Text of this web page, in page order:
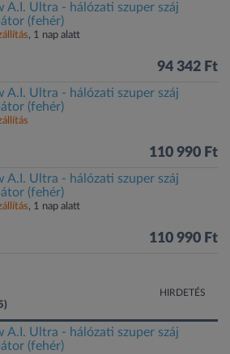
A.I. Ultra - hálózati szuper száj
(fehér)
, 1 nap alatt
94 342 Ft
A.I. Ultra - hálózati szuper száj
(fehér)
110 990 Ft
A.I. Ultra - hálózati szuper száj
(fehér)
, 1 nap alatt
110 990 Ft
HIRDETÉS
A.I. Ultra - hálózati szuper száj
(fehér)